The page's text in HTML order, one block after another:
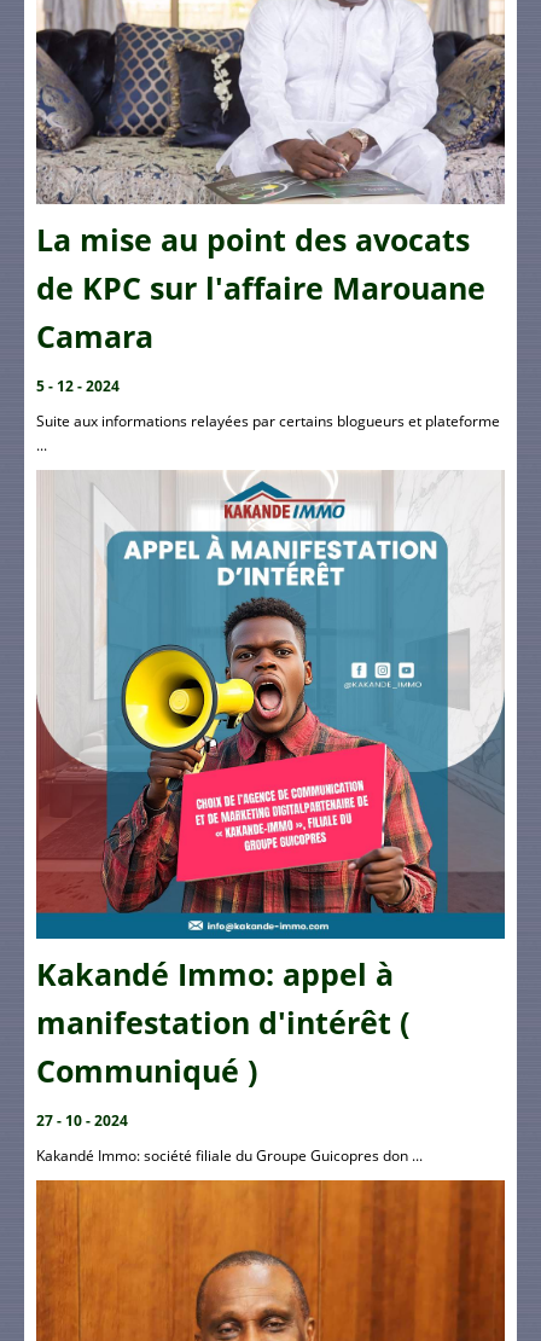
La mise au point des avocats
de KPC sur l'affaire Marouane
Camara
5 - 12 - 2024
Suite aux informations relayées par certains blogueurs et plateforme
...
Kakandé Immo: appel à
manifestation d'intérêt (
Communiqué )
27 - 10 - 2024
Kakandé Immo: société filiale du Groupe Guicopres don ...